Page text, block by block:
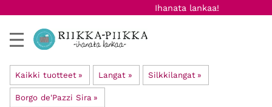
Ihanata lankaa!
Kaikki tuotteet ‪» Langat ‪» Silkkilangat ‪»
Borgo de'Pazzi Sira ‪»